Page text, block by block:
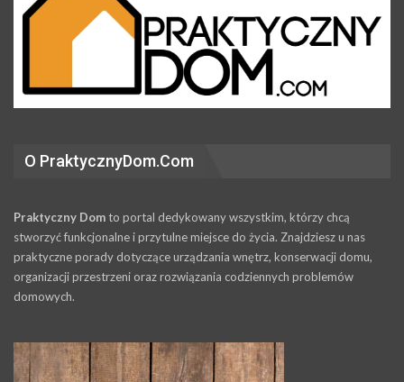
O PraktycznyDom.Com
Praktyczny Dom to portal dedykowany wszystkim, którzy chcą
stworzyć funkcjonalne i przytulne miejsce do życia. Znajdziesz u nas
praktyczne porady dotyczące urządzania wnętrz, konserwacji domu,
organizacji przestrzeni oraz rozwiązania codziennych problemów
domowych.